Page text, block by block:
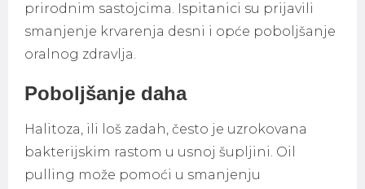
prirodnim sastojcima. Ispitanici su prijavili
smanjenje krvarenja desni i opće poboljšanje
oralnog zdravlja.
Poboljšanje daha
Halitoza, ili loš zadah, često je uzrokovana
bakterijskim rastom u usnoj šupljini. Oil
pulling može pomoći u smanjenju